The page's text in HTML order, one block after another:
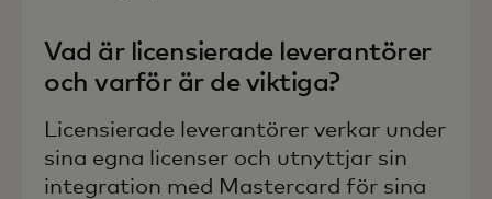
Vad är licensierade leverantörer
och varför är de viktiga?
Licensierade leverantörer verkar under
sina egna licenser och utnyttjar sin
integration med Mastercard för sina